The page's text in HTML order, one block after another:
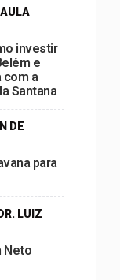
investir
e
com a
Santana
DE
para
LUIZ
Neto